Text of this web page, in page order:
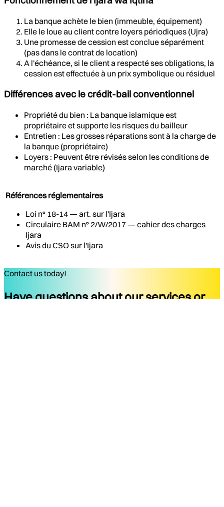
La banque achète le bien (immeuble, équipement)
Elle le loue au client contre loyers périodiques (Ujra)
Une promesse de cession est conclue séparément
(pas dans le contrat de location)
A l'échéance, si le client a respecté ses obligations, la
cession est effectuée à un prix symbolique ou résiduel
Différences avec le crédit-bail conventionnel
Propriété du bien : La banque islamique est
propriétaire et supporte les risques du bailleur
Entretien : Les grosses réparations sont à la charge de
la banque (propriétaire)
Loyers : Peuvent être révisés selon les conditions de
marché (Ijara variable)
Références réglementaires
Loi n° 18-14 — art. sur l'Ijara
Circulaire BAM n° 2/W/2017 — cahier des charges
Ijara
Avis du CSO sur l'Ijara
Contact us today!
Have questions about our services or